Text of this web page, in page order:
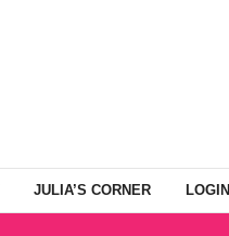
JULIA’S CORNER LOGIN